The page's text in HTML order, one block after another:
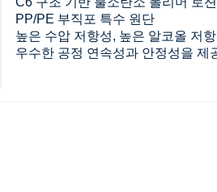
PP/PE 부직포 특수 원단
높은 수압 저항성, 높은 알코올 저
우수한 공정 연속성과 안정성을
에 적응 가능합니다. 염화비닐/염